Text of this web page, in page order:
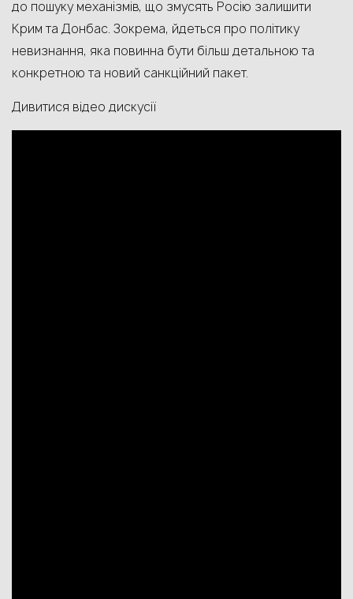
до пошуку механізмів, що змусять Росію залишити
Крим та Донбас. Зокрема, йдеться про політику
невизнання, яка повинна бути більш детальною та
конкретною та новий санкційний пакет.
Дивитися відео дискусії